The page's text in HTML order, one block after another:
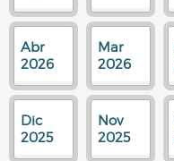
Abr
2026
Mar
2026
Dic
2025
Nov
2025